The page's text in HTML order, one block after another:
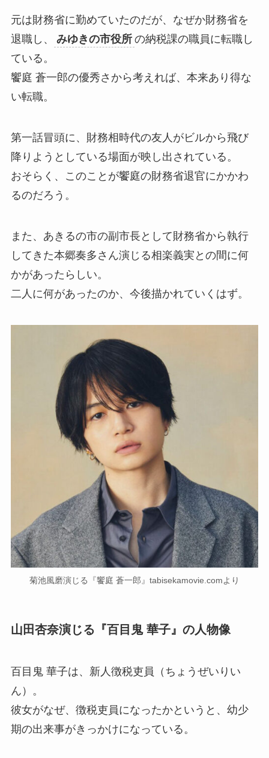
元は財務省に勤めていたのだが、なぜか財務省を
退職し、
みゆきの市役所 の納税課の職員に転職し
ている。
饗庭 蒼一郎の優秀さから考えれば、本来あり得な
い転職。
第一話冒頭に、財務相時代の友人がビルから飛び
降りようとしている場面が映し出されている。
おそらく、このことが饗庭の財務省退官にかかわ
るのだろう。
また、あきるの市の副市長として財務省から執行
してきた本郷奏多さん演じる相楽義実との間に何
かがあったらしい。
二人に何があったのか、今後描かれていくはず。
菊池風磨演じる『饗庭 蒼一郎』tabisekamovie.comより
山田杏奈演じる『百目鬼 華子』の人物像
百目鬼 華子は、新人徴税吏員（ちょうぜいりい
ん）。
彼女がなぜ、徴税吏員になったかというと、幼少
期の出来事がきっかけになっている。